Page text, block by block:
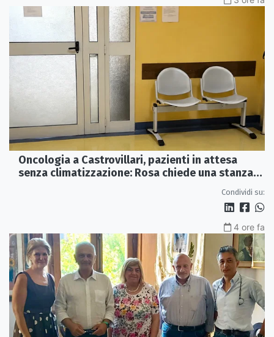
Oncologia a Castrovillari, pazienti in attesa
senza climatizzazione: Rosa chiede una stanza
Condividi su:
4 ore fa